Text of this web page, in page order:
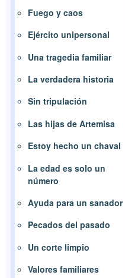
Fuego y caos
Ejército unipersonal
Una tragedia familiar
La verdadera historia
Sin tripulación
Las hijas de Artemisa
Estoy hecho un chaval
La edad es solo un
número
Ayuda para un sanador
Pecados del pasado
Un corte limpio
Valores familiares